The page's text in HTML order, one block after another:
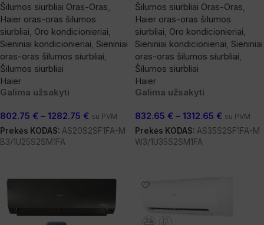
Šilumos siurbliai Oras-Oras
Haier oras-oras šilumos
siurbliai Oro kondicionieriai
Sieniniai kondicionieriai Sieniniai
oras-oras šilumos siurbliai
Šilumos siurbliai
Haier
Galima užsakyti
802.75 € – 1282.75 € su PVM
Prekės KODAS: AS20S2SF1FA-M
B3/1U25S2SM1FA
Šilumos siurbliai Oras-Oras
Haier oras-oras šilumos
siurbliai Oro kondicionieriai
Sieniniai kondicionieriai Sieniniai
oras-oras šilumos siurbliai
Šilumos siurbliai
Haier
Galima užsakyti
832.65 € – 1312.65 € su PVM
Prekės KODAS: AS35S2SF1FA-M
W3/1U35S2SM1FA